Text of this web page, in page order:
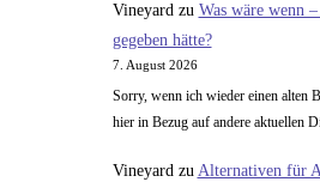
Analyse
Vineyardzu Was wäre wenn
gegeben hätte?
7. August 2026
Sorry, wenn ich wieder einen alten
hier in Bezug auf andere aktuellen
Vineyard zu Alternativen für